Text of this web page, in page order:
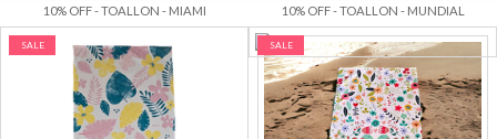
10% OFF - TOALLON - MIAMI 10% OFF - TOALLON - MUNDIAL
SALE
10% OFF - TOALLON - FLORES 2026
SALE